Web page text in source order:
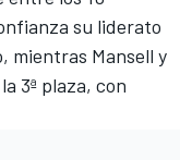
su liderato
mientras Mansell y
3ª plaza, con